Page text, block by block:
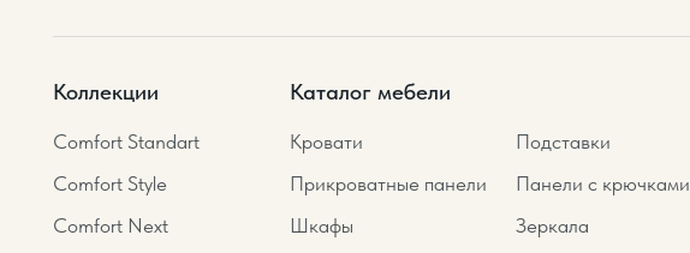
Коллекции
Comfort Standart
Comfort Style
Comfort Next
Каталог мебели
Кровати
Прикроватные панели
Шкафы
Подставки
Панели с крючками
Зеркала